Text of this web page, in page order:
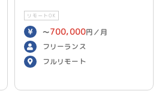
リモートOK
〜700,000円／月
フリーランス
フルリモート